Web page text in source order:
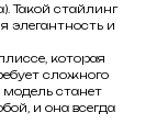
Такой стайлинг
элегантность и
которая
сложного
модель станет
и она всегда